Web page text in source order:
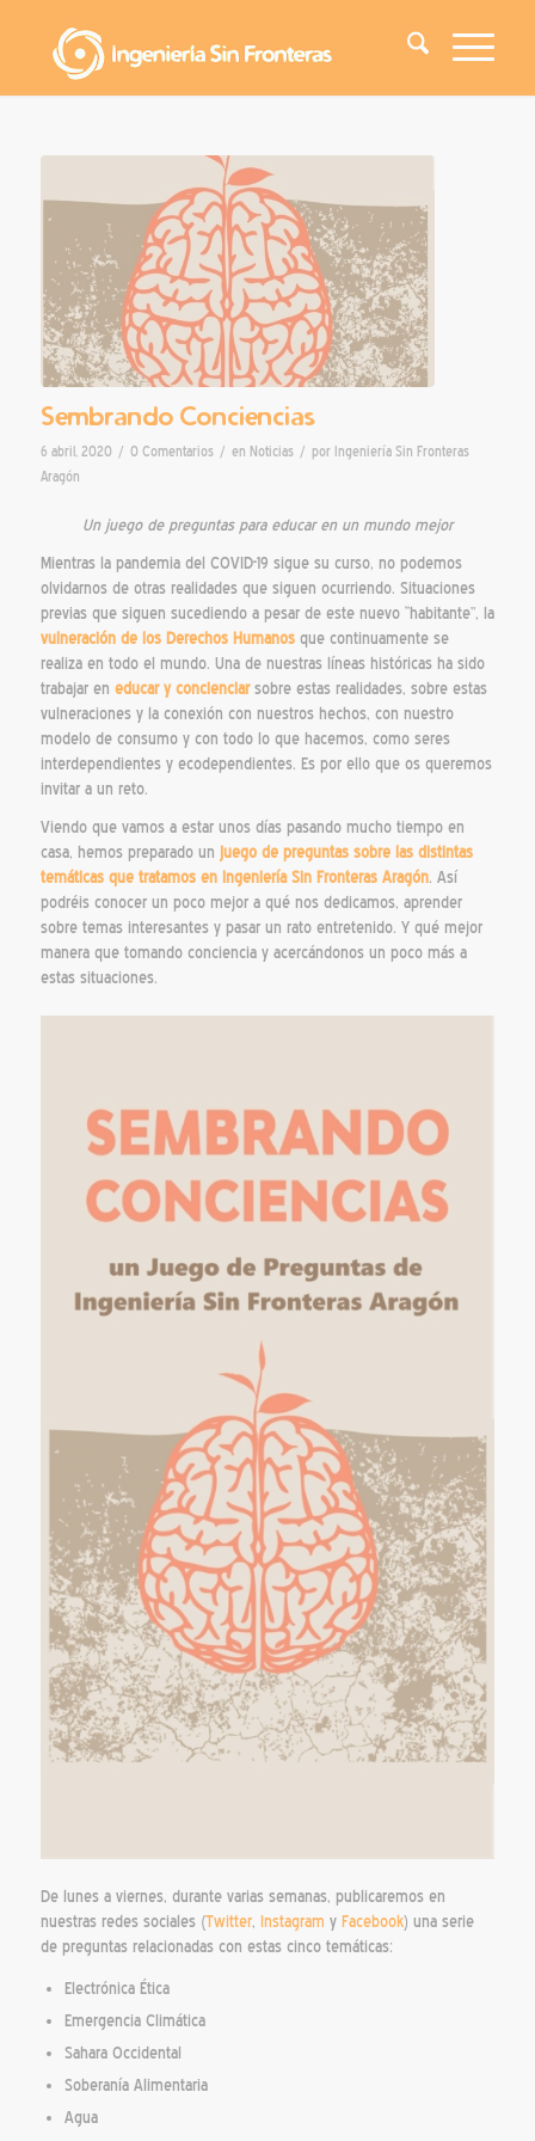
Sembrando Conciencias
6 abril, 2020 / 0 Comentarios / en Noticias / por Ingeniería Sin Fronteras
Aragón
Un juego de preguntas para educar en un mundo mejor
Mientras la pandemia del COVID-19 sigue su curso, no podemos
olvidarnos de otras realidades que siguen ocurriendo. Situaciones
previas que siguen sucediendo a pesar de este nuevo “habitante”, la
vulneración de los Derechos Humanosque continuamente se
realiza en todo el mundo. Una de nuestras líneas históricas ha sido
trabajar en educar y concienciarsobre estas realidades, sobre estas
vulneraciones y la conexión con nuestros hechos, con nuestro
modelo de consumo y con todo lo que hacemos, como seres
interdependientes y ecodependientes. Es por ello que os queremos
invitar a un reto.
Viendo que vamos a estar unos días pasando mucho tiempo en
casa, hemos preparado un juego de preguntas sobre las distintas
temáticas que tratamos en Ingeniería Sin Fronteras Aragón. Así
podréis conocer un poco mejor a qué nos dedicamos, aprender
sobre temas interesantes y pasar un rato entretenido. Y qué mejor
manera que tomando conciencia y acercándonos un poco más a
estas situaciones.
De lunes a viernes, durante varias semanas, publicaremos en
nuestras redes sociales (Twitter, Instagram y Facebook) una serie
de preguntas relacionadas con estas cinco temáticas:
Electrónica Ética
Emergencia Climática
Sahara Occidental
Soberanía Alimentaria
Agua